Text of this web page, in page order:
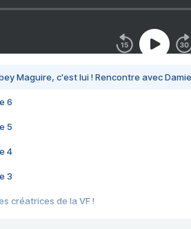
Maguire, c'est lui ! Rencontre avec
6
5
4
3
créatrices de la VF !